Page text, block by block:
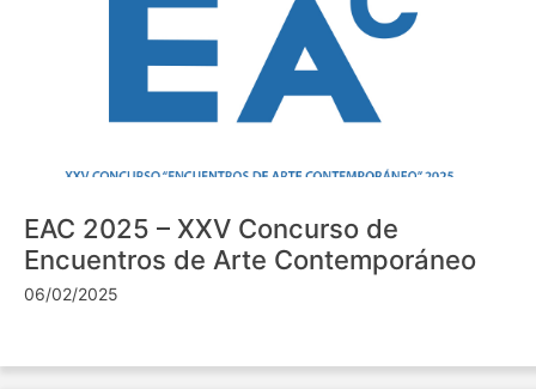
EAC 2025 – XXV Concurso de
Encuentros de Arte Contemporáneo
06/02/2025